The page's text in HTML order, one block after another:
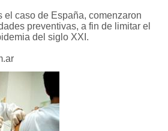
el caso de España, comenzaron
preventivas, a fin de limitar el
del siglo XXI.